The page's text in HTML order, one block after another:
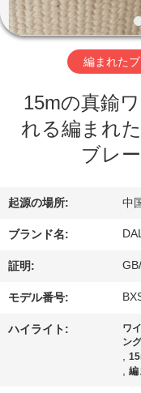
ク
達
つ
い
て
工
編まれた
15mの真鍮
れる編まれ
ブレ
起源の場所: 中
ブランド名:
証明:
モデル番号:
ハイライト:
ワ
ン
,
,編